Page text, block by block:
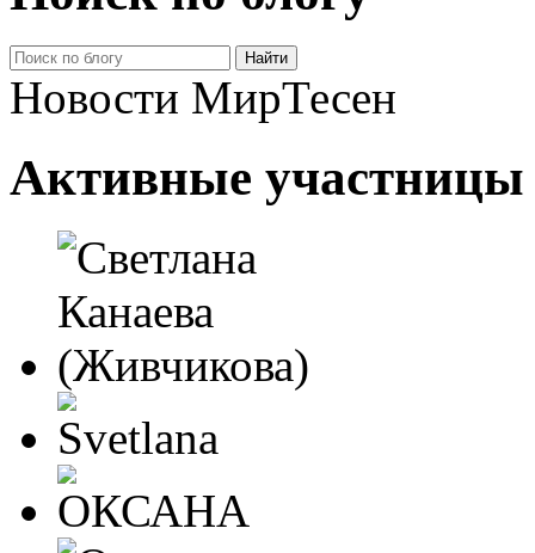
Новости МирТесен
Активные участницы